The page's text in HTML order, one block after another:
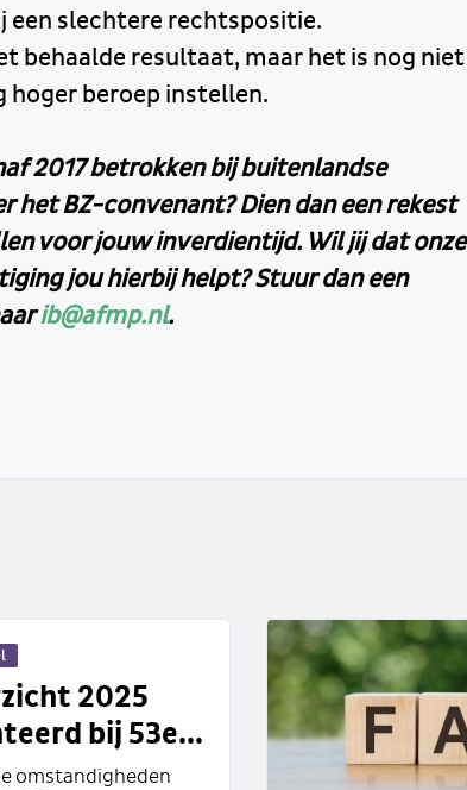
een slechtere rechtspositie.
behaalde resultaat, maar het is nog niet
hoger beroep instellen.
2017 betrokken bij buitenlandse
het BZ-convenant? Dien dan een rekest
voor jouw inverdientijd. Wil jij dat onze
jou hierbij helpt? Stuur dan een
ib@afmp.nl.
2025
bij 53e...
omstandigheden